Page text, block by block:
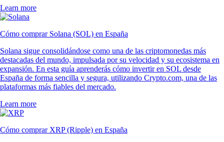
Learn more
Cómo comprar Solana (SOL) en España
Solana sigue consolidándose como una de las criptomonedas más
destacadas del mundo, impulsada por su velocidad y su ecosistema en
expansión. En esta guía aprenderás cómo invertir en SOL desde
España de forma sencilla y segura, utilizando Crypto.com, una de las
plataformas más fiables del mercado.
Learn more
Cómo comprar XRP (Ripple) en España